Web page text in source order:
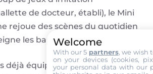
de docteur, établi), le Mini
rejoue des scènes du quotidien
les bases culinaires.
déjà équipées d’un robot
Welcome
With our 5 partners, we wish
on your devices (cookies,
your personal data with our